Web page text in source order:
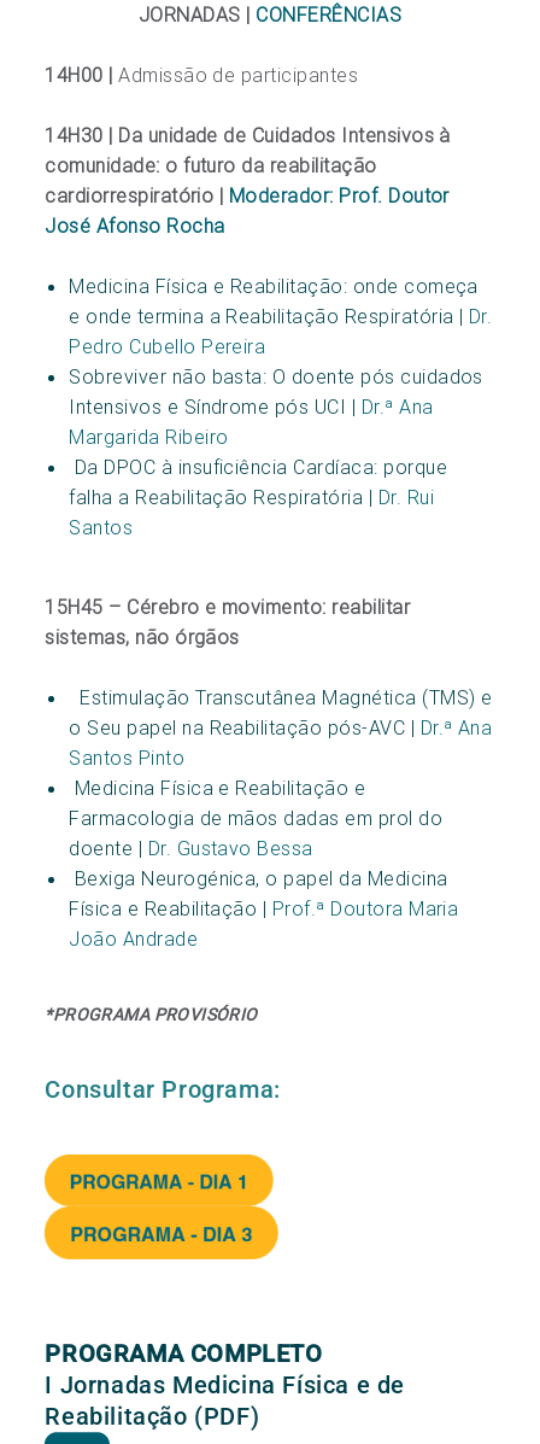
JORNADAS | CONFERÊNCIAS
14H00 |Admissão de participantes
14H30 | Da unidade de Cuidados Intensivos à
comunidade: o futuro da reabilitação
cardiorrespiratório | Moderador: Prof. Doutor
José Afonso Rocha
Medicina Física e Reabilitação: onde começa
e onde termina a Reabilitação Respiratória | Dr.
Pedro Cubello Pereira
Sobreviver não basta: O doente pós cuidados
Intensivos e Síndrome pós UCI | Dr.ª Ana
Margarida Ribeiro
Da DPOC à insuficiência Cardíaca: porque
falha a Reabilitação Respiratória | Dr. Rui
Santos
15H45 – Cérebro e movimento: reabilitar
sistemas, não órgãos
Estimulação Transcutânea Magnética (TMS) e
o Seu papel na Reabilitação pós-AVC | Dr.ª Ana
Santos Pinto
Medicina Física e Reabilitação e
Farmacologia de mãos dadas em prol do
doente | Dr. Gustavo Bessa
Bexiga Neurogénica, o papel da Medicina
Física e Reabilitação | Prof.ª Doutora Maria
João Andrade
*PROGRAMA PROVISÓRIO
Consultar Programa:
PROGRAMA COMPLETO
I Jornadas Medicina Física e de
Reabilitação (PDF)